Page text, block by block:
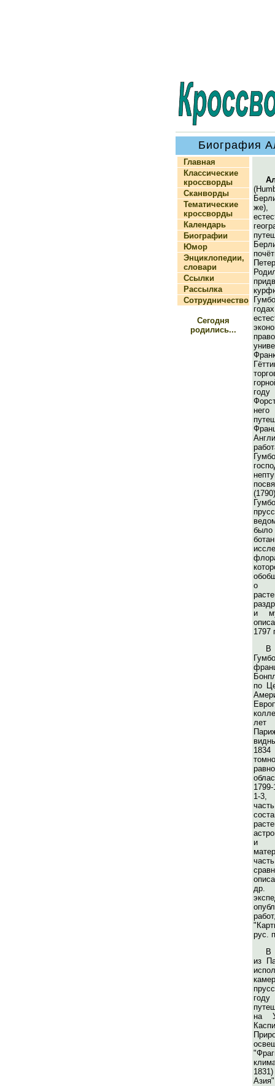
Биография
Главная
Классические
кроссворды
Сканворды
Тематические
кроссворды
Календарь
Биографии
Юмор
Энциклопедии,
словари
Ссылки
Рассылка
Сотрудничество
Сегодня
родились...
о
и
1797
В
по
лет
1-3,
и
др.
рус.
В
из
на